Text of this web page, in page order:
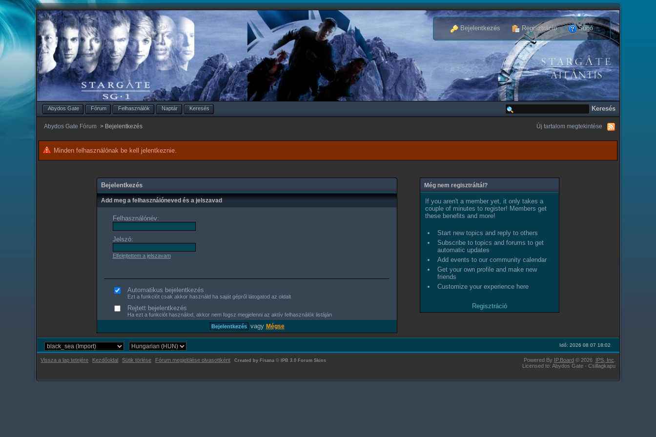
Bejelentkezés Regisztráció Súgó
Abydos Gate Fórum Felhasználók Naptár Keresés
Abydos Gate Fórum > Bejelentkezés Új tartalom megtekintése
Minden felhasználónak be kell jelentkeznie.
Bejelentkezés
Add meg a felhasználóneved és a jelszavad
Felhasználónév:
Jelszó:
Elfelejtettem a jelszavam
Automatikus bejelentkezés
Ezt a funkciót csak akkor használd ha saját gépről látogatod az oldalt
Rejtett bejelentkezés
Ha ezt a funkciót használod, akkor nem fogsz megjelenni az aktív felhasználók listáján
vagy Mégse
Még nem regisztráltál?
If you aren't a member yet, it only takes a
couple of minutes to register! Members get
these benefits and more!
Start new topics and reply to others
Subscribe to topics and forums to get
automatic updates
Add events to our community calendar
Get your own profile and make new
friends
Customize your experience here
Regisztráció
Idő: 2026 08 07 18:02
Vissza a lap tetejére Kezdőoldal Sütik törlése Fórum megjelölése olvasottként Powered By IP.Board © 2026 IPS, Inc.
Licensed to: Abydos Gate - Csillagkapu
Created by Fisana © IPB 3.0 Forum Skins